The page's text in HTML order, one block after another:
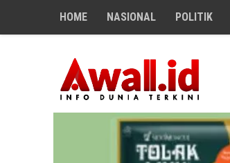
Skip to content
HOME NASIONAL POLITIK